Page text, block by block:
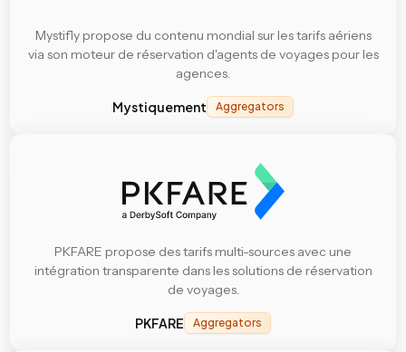
Mystifly propose du contenu mondial sur les tarifs aériens
via son moteur de réservation d'agents de voyages pour les
agences.
Mystiquement Aggregators
PKFARE propose des tarifs multi-sources avec une
intégration transparente dans les solutions de réservation
de voyages.
PKFARE Aggregators